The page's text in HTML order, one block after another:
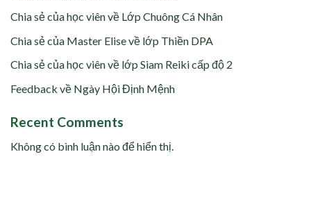
Chia sẻ của học viên về Lớp Chuông Cá Nhân
Chia sẻ của Master Elise về lớp Thiền DPA
Chia sẻ của học viên về lớp Siam Reiki cấp độ 2
Feedback về Ngày Hội Định Mệnh
Recent Comments
Không có bình luận nào để hiển thị.